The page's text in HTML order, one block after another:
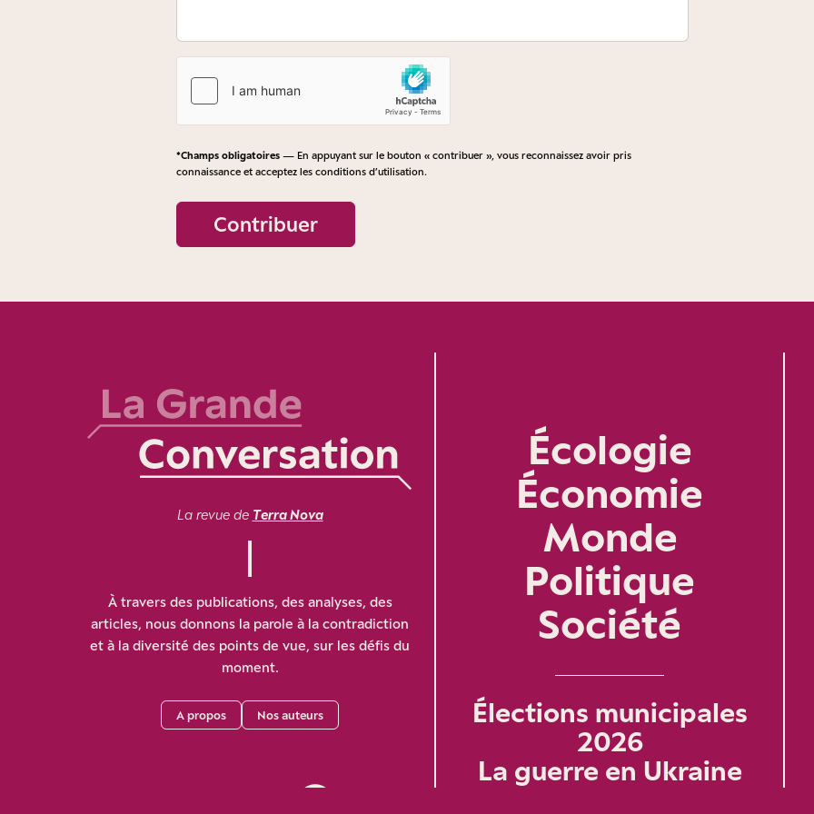
*Champs obligatoires — En appuyant sur le bouton « contribuer », vous reconnaissez avoir pris
connaissance et acceptez les conditions d’utilisation.
Contribuer
La revue de Terra Nova
À travers des publications, des analyses, des
articles, nous donnons la parole à la contradiction
et à la diversité des points de vue, sur les défis du
moment.
A propos Nos auteurs
Écologie
Économie
Monde
Politique
Société
Élections municipales
2026
La guerre en Ukraine